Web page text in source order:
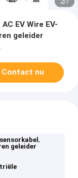
EV Wire EV-
geleider
Contact nu
,
geleider